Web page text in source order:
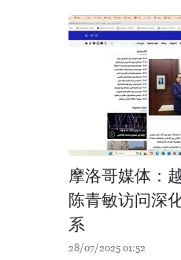
摩洛哥媒体：
陈青敏访问深
系
28/07/2025 01:52